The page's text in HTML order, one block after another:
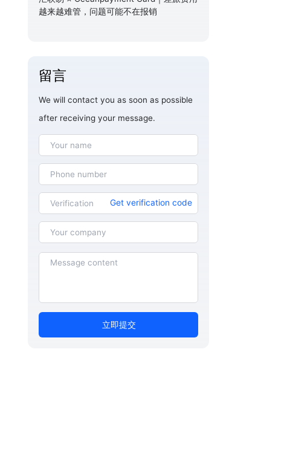
越来越难管，问题可能不在报销
留言
We will contact you as soon as possible
after receiving your message.
Get verification code
立即提交